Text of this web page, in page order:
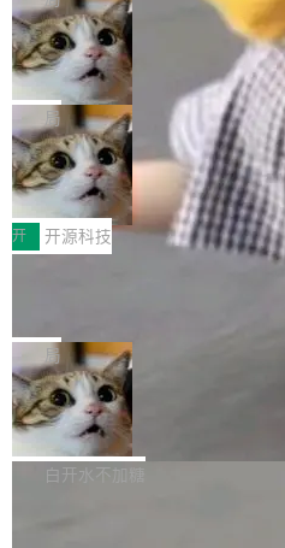
现实 过去两年，CIO们的焦虑清单
一是如何让大模型和智能体应用安
向生产，二是如何让测试团队跟得
设置，如果用布尔值 + 可空字段
ean 表示是否可切换，nullable 的
色方案、深色方案——会产生大量
合。方案缺了、配置冲突了、全
哪些组合有效，作者说，你得靠"
者部落知识"。 换个写法。Rust 的
变体：Switchable...
个"AI 知识库 + 聊天机器人"——每
做，没什么新鲜的。 但 Kenton
r 上把事情说清楚了： 今天我们发
re OS，一个带连接器的聊天机器
有科技公司做的一样。只不过，实
样。这是 Sandstorm.io 的重制版
那个创业公司。不同的是，这次它
lare Workers 上——我花了九年时
——并且深度集成了 AI。这基本上
Deno 团队开源 Celld，可自托
布式 Durable Objects
Ryan Dahl 领导的 Deno 团队推出
目 Celld，一个能在自己机器上运
Workers 和 Durable Objects 的守
计思路很直接：每个对象是一个独
数据库，按名称寻址，复制到你自
存储库里。节点之间只通过这个存
没有控制平面，没有共识协议。每
个小型数据库，应用天然按分片构
库的竞争和爆炸半径问题在设计层
了。 闲置的 cell 会休眠到几乎不
l 迁移或唤醒时，新宿主从 S3 恢
库继续执行。存储库是持久化的唯
局
鲁大师7月新机性能/流畅/AI榜
性能、流畅双第一，三星
新折叠缺席
2026年7月的手机市场，由于存储
增，手机厂商的日子也不好过啊，
放缓，因此硝烟味淡了许多。新机
高价的三星折叠（三星Galaxy Z
Fold8 / Z Flip8）外，其余要么是
例如iQOO Z11i、REDMI Note 17
te 17 Pro、OPPO K15，要么是
样的次旗舰。 Galaxy Z Fold8
Z Flip8三款折叠屏新机均在7月22
部搭载骁龙8 Elite Gen5 for
开 开源科技
Zed 编辑器团队发布了新项目
个在 git commit 之间记录每一次
本控制系统。目前处于 Early
ltaDB 的核心思路直接写在 landing
眼的位置：「Software is made
mits」——软件是在 commit 之间
局
SpaceXAI 单季资本开支达 183
根据风险投资人Tomer Tunguz 博
析）披露的最新分析与第二季度业
白开水不加糖